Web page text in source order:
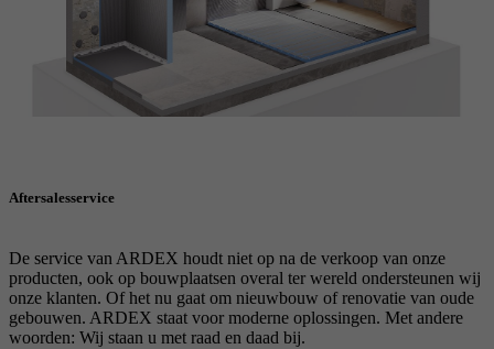
Aftersalesservice
De service van ARDEX houdt niet op na de verkoop van onze
producten, ook op bouwplaatsen overal ter wereld ondersteunen wij
onze klanten. Of het nu gaat om nieuwbouw of renovatie van oude
gebouwen. ARDEX staat voor moderne oplossingen. Met andere
woorden: Wij staan u met raad en daad bij.